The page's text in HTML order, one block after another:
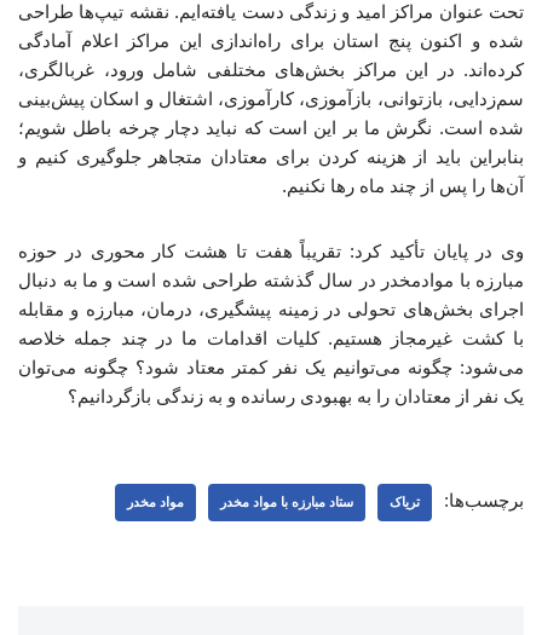
تحت عنوان مراکز امید و زندگی دست یافته‌ایم. نقشه تیپ‌ها طراحی
شده و اکنون پنج استان برای راه‌اندازی این مراکز اعلام آمادگی
کرده‌اند. در این مراکز بخش‌های مختلفی شامل ورود، غربالگری،
سم‌زدایی، بازتوانی، بازآموزی، کارآموزی، اشتغال و اسکان پیش‌بینی
شده است. نگرش ما بر این است که نباید دچار چرخه باطل شویم؛
بنابراین باید از هزینه کردن برای معتادان متجاهر جلوگیری کنیم و
آن‌ها را پس از چند ماه رها نکنیم.
وی در پایان تأکید کرد: تقریباً هفت تا هشت کار محوری در حوزه
مبارزه با موادمخدر در سال گذشته طراحی شده است و ما به دنبال
اجرای بخش‌های تحولی در زمینه پیشگیری، درمان، مبارزه و مقابله
با کشت غیرمجاز هستیم. کلیات اقدامات ما در چند جمله خلاصه
می‌شود: چگونه می‌توانیم یک نفر کمتر معتاد شود؟ چگونه می‌توان
یک نفر از معتادان را به بهبودی رسانده و به زندگی بازگردانیم؟
برچسب‌ها: تریاک ستاد مبارزه با مواد مخدر مواد مخدر